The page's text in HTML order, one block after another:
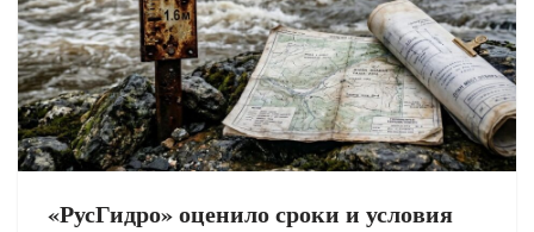
«РусГидро» оценило сроки и условия